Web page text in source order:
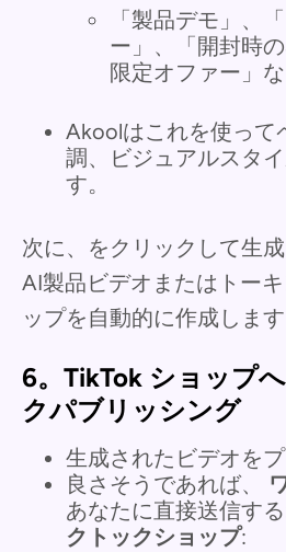
「製品デモ」、
ー」、「開封時
限定オファー」
Akoolはこれを使って
調、ビジュアルスタ
す。
次に、をクリックして生
AI製品ビデオまたはトー
ップを自動的に作成します
6。TikTok ショップ
クパブリッシング
生成されたビデオをプ
良さそうであれば、
あなたに直接送信す
クトックショップ: